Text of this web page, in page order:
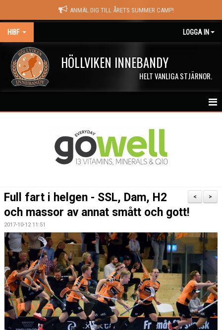
ANMÄL DIG TILL ÅRETS SUMMER CAMP!
HIBF LOGGA IN
HÖLLVIKEN INNEBANDY
HELT VANLIGA STJÄRNOR.
KALENDER
MEDLEMSKAP
OM FÖRENINGEN
KONTAKT
>
<
Full fart i helgen - SSL, Dam, H2
och massor av annat smått och gott!
2017-10-12 11:51